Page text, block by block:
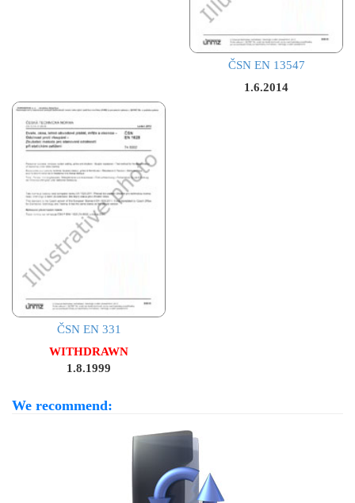
ČSN EN 13547
1.6.2014
ČSN EN 331
WITHDRAWN
1.8.1999
We recommend: